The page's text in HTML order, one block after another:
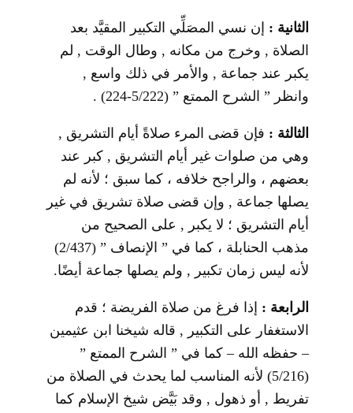
الثانية : إن نسي المصَلِّي التكبير المقيَّد بعد
الصلاة , وخرج من مكانه , وطال الوقت , لم
يكبر عند جماعة , والأمر في ذلك واسع ,
وانظر ” الشرح الممتع ” (5/222-224) .
الثالثة : فإن قضى المرء صلاةً أيام التشريق ,
وهي من صلوات غير أيام التشريق , كبر عند
بعضهم ، والراجح خلافه ، كما سبق ؛ لأنه لم
يصلها جماعة , وإن قضى صلاة تشريق في غير
أيام التشريق ؛ لا يكبر , على الصحيح من
مذهب الحنابلة ، كما في ” الإنصاف ” (2/437)
لأنه ليس زمان تكبير , ولم يصلها جماعة أيضًا.
الرابعة : إذا فرغ من صلاة الفريضة ؛ قدم
الاستغفار على التكبير , قاله شيخنا ابن عثيمين
– حفظه الله – كما في ” الشرح الممتع ”
(5/216) لأنه المناسب لما يحدث في الصلاة من
تفريط , أو ذهول , وقد بَيَّض شيخ الإسلام كما